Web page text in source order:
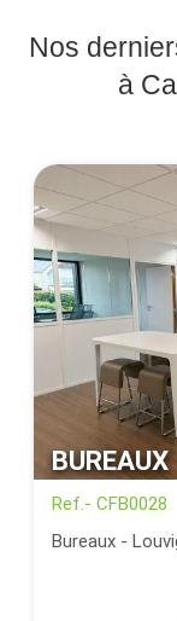
Nos
à
BUREAUX
Ref.- CFB0028
Bureaux -